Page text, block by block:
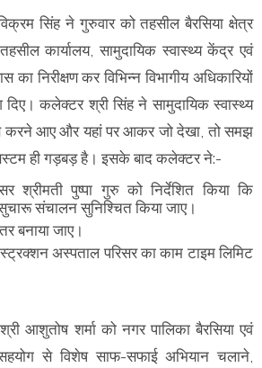
सिंह ने गुरुवार को तहसील बैरसिया क्षेत्र
कार्यालय, सामुदायिक स्वास्थ्य केंद्र एवं
का निरीक्षण कर विभिन्न विभागीय अधिकारियों
कलेक्टर श्री सिंह ने सामुदायिक स्वास्थ्य
करने आए और यहां पर आकर जो देखा, तो समझ
ही गड़बड़ है। इसके बाद कलेक्टर ने:-
श्रीमती पुष्पा गुरु को निर्देशित किया कि
संचालन सुनिश्चित किया जाए।
बनाया जाए।
अस्पताल परिसर का काम टाइम लिमिट
आशुतोष शर्मा को नगर पालिका बैरसिया एवं
से विशेष साफ-सफाई अभियान चलाने,